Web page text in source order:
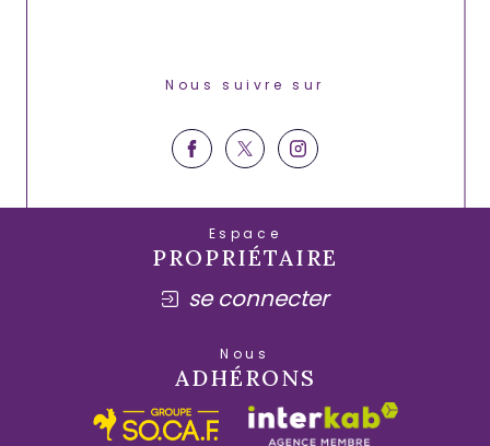
Nous suivre sur
Espace
PROPRIÉTAIRE
se connecter
Nous
ADHÉRONS